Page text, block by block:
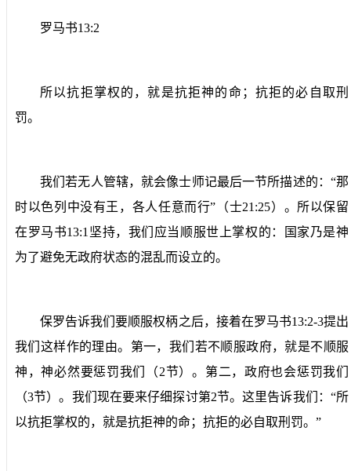
罗马书13:2
所以抗拒掌权的，就是抗拒神的命；抗拒的必自取刑
罚。
我们若无人管辖，就会像士师记最后一节所描述的：“那
时以色列中没有王，各人任意而行”（士21:25）。所以保留
在罗马书13:1 坚持，我们应当顺服世上掌权的：国家乃是神
为了避免无政府状态的混乱而设立的。
保罗告诉我们要顺服权柄之后，接着在罗马书13:2-3提出
我们这样作的理由。第一，我们若不顺服政府，就是不顺服
神，神必然要惩罚我们（2节）。第二，政府也会惩罚我们
（3节）。我们现在要来仔细探讨第2节。这里告诉我们：“所
以抗拒掌权的，就是抗拒神的命；抗拒的必自取刑罚。”